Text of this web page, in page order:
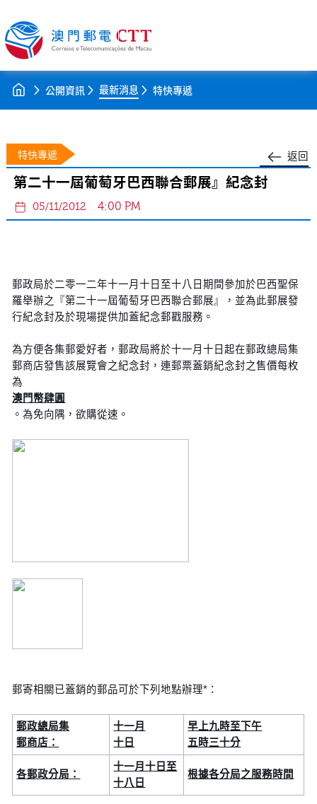
公開資訊 最新消息 特快專遞
返回
特快專遞
第二十一屆葡萄牙巴西聯合郵展』紀念封
05/11/2012 4:00 PM
郵政局於二零一二年十一月十日至十八日期間參加於巴西聖保
羅舉辦之『第二十一屆葡萄牙巴西聯合郵展』，並為此郵展發
行紀念封及於現場提供加蓋紀念郵戳服務。
為方便各集郵愛好者，郵政局將於十一月十日起在郵政總局集
郵商店發售該展覽會之紀念封，連郵票蓋銷紀念封之售價每枚
為
澳門幣肆圓
。為免向隅，欲購從速。
郵寄相關已蓋銷的郵品可於下列地點辦理*：
郵政總局集
郵商店：
十一月
十日
早上九時至下午
五時三十分
各郵政分局：
十一月十日至
十八日
根據各分局之服務時間